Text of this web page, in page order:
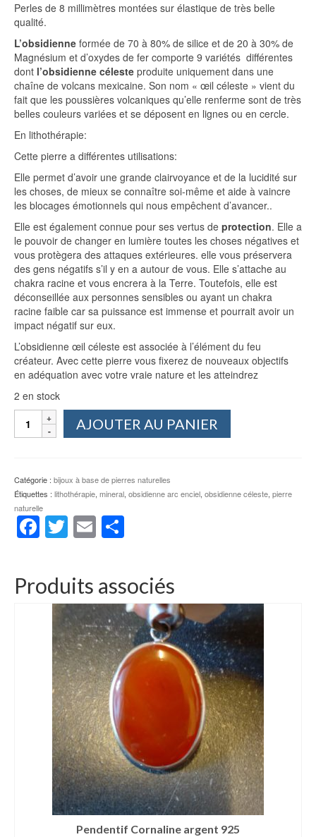
Perles de 8 millimètres montées sur élastique de très belle
qualité.
L’obsidienne formée de 70 à 80% de silice et de 20 à 30% de
Magnésium et d’oxydes de fer comporte 9 variétés différentes
dont l’obsidienne céleste produite uniquement dans une
chaîne de volcans mexicaine. Son nom « œil céleste » vient du
fait que les poussières volcaniques qu’elle renferme sont de très
belles couleurs variées et se déposent en lignes ou en cercle.
En lithothérapie:
Cette pierre a différentes utilisations:
Elle permet d’avoir une grande clairvoyance et de la lucidité sur
les choses, de mieux se connaître soi-même et aide à vaincre
les blocages émotionnels qui nous empêchent d’avancer..
Elle est également connue pour ses vertus de protection. Elle a
le pouvoir de changer en lumière toutes les choses négatives et
vous protègera des attaques extérieures. elle vous préservera
des gens négatifs s’il y en a autour de vous. Elle s’attache au
chakra racine et vous encrera à la Terre. Toutefois, elle est
déconseillée aux personnes sensibles ou ayant un chakra
racine faible car sa puissance est immense et pourrait avoir un
impact négatif sur eux.
L’obsidienne œil céleste est associée à l’élément du feu
créateur. Avec cette pierre vous fixerez de nouveaux objectifs
en adéquation avec votre vraie nature et les atteindrez
2 en stock
quantité
céleste
AJOUTER AU PANIER
Catégorie : bijoux à base de pierres naturelles
Étiquettes : lithothérapie, mineral, obsidienne arc enciel, obsidienne céleste, pierre
naturelle
Facebook
Twitter
Email
Produits associés
Pendentif Cornaline argent 925